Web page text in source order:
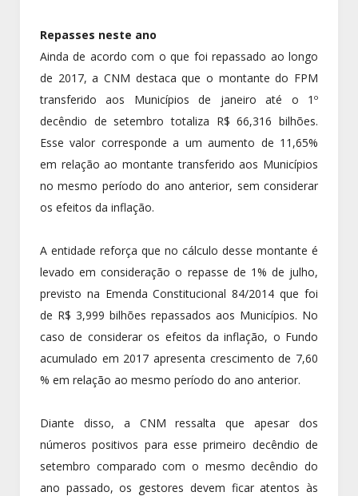
Repasses neste ano
Ainda de acordo com o que foi repassado ao longo
de 2017, a CNM destaca que o montante do FPM
transferido aos Municípios de janeiro até o 1º
decêndio de setembro totaliza R$ 66,316 bilhões.
Esse valor corresponde a um aumento de 11,65%
em relação ao montante transferido aos Municípios
no mesmo período do ano anterior, sem considerar
os efeitos da inflação.
A entidade reforça que no cálculo desse montante é
levado em consideração o repasse de 1% de julho,
previsto na Emenda Constitucional 84/2014 que foi
de R$ 3,999 bilhões repassados aos Municípios. No
caso de considerar os efeitos da inflação, o Fundo
acumulado em 2017 apresenta crescimento de 7,60
% em relação ao mesmo período do ano anterior.
Diante disso, a CNM ressalta que apesar dos
números positivos para esse primeiro decêndio de
setembro comparado com o mesmo decêndio do
ano passado, os gestores devem ficar atentos às